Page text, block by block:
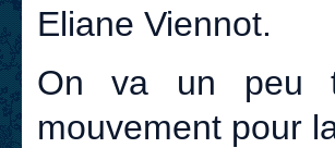
Eliane Viennot.
On va un peu
mouvement pour